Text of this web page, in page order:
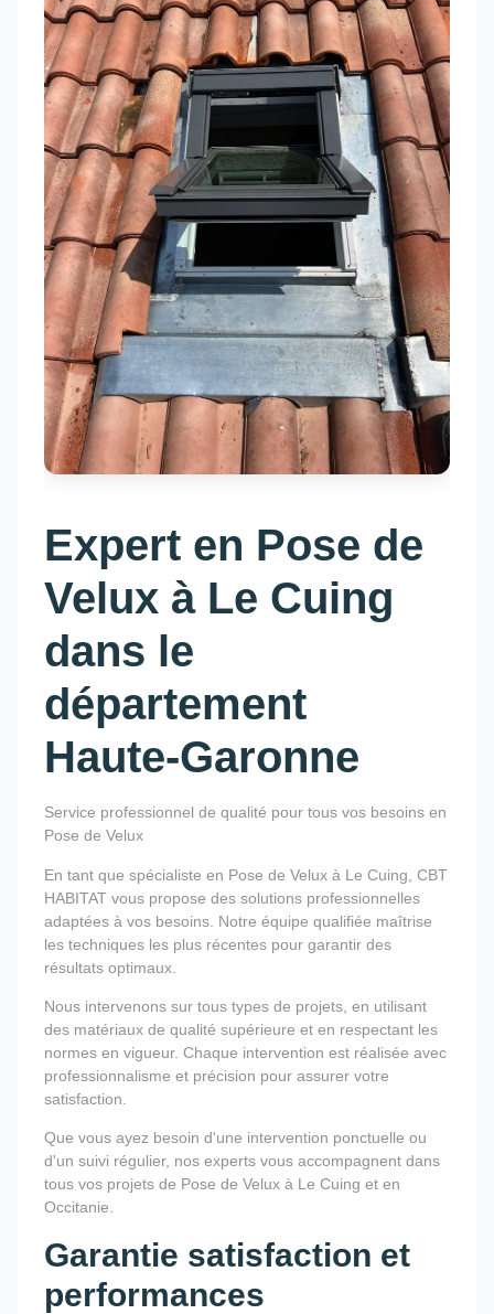
Expert en Pose de
Velux à Le Cuing
dans le
département
Haute-Garonne
Service professionnel de qualité pour tous vos besoins en
Pose de Velux
En tant que spécialiste en Pose de Velux à Le Cuing, CBT
HABITAT vous propose des solutions professionnelles
adaptées à vos besoins. Notre équipe qualifiée maîtrise
les techniques les plus récentes pour garantir des
résultats optimaux.
Nous intervenons sur tous types de projets, en utilisant
des matériaux de qualité supérieure et en respectant les
normes en vigueur. Chaque intervention est réalisée avec
professionnalisme et précision pour assurer votre
satisfaction.
Que vous ayez besoin d'une intervention ponctuelle ou
d'un suivi régulier, nos experts vous accompagnent dans
tous vos projets de Pose de Velux à Le Cuing et en
Occitanie.
Garantie satisfaction et
performances